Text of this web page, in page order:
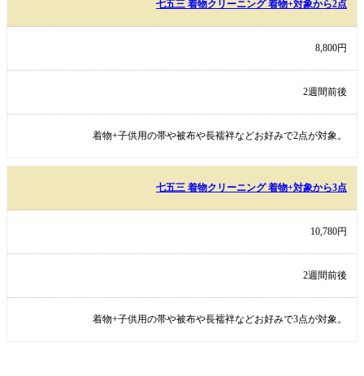
七五三 着物クリーニング 着物+対象から2点
8,800円
2週間前後
着物+子供用の帯や被布や長襦袢などお好みで2点が対象。
七五三 着物クリーニング 着物+対象から3点
10,780円
2週間前後
着物+子供用の帯や被布や長襦袢などお好みで3点が対象。